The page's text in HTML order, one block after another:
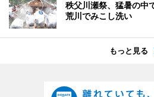
秩父川瀬祭、猛暑の
荒川でみこし洗い
もっと見る